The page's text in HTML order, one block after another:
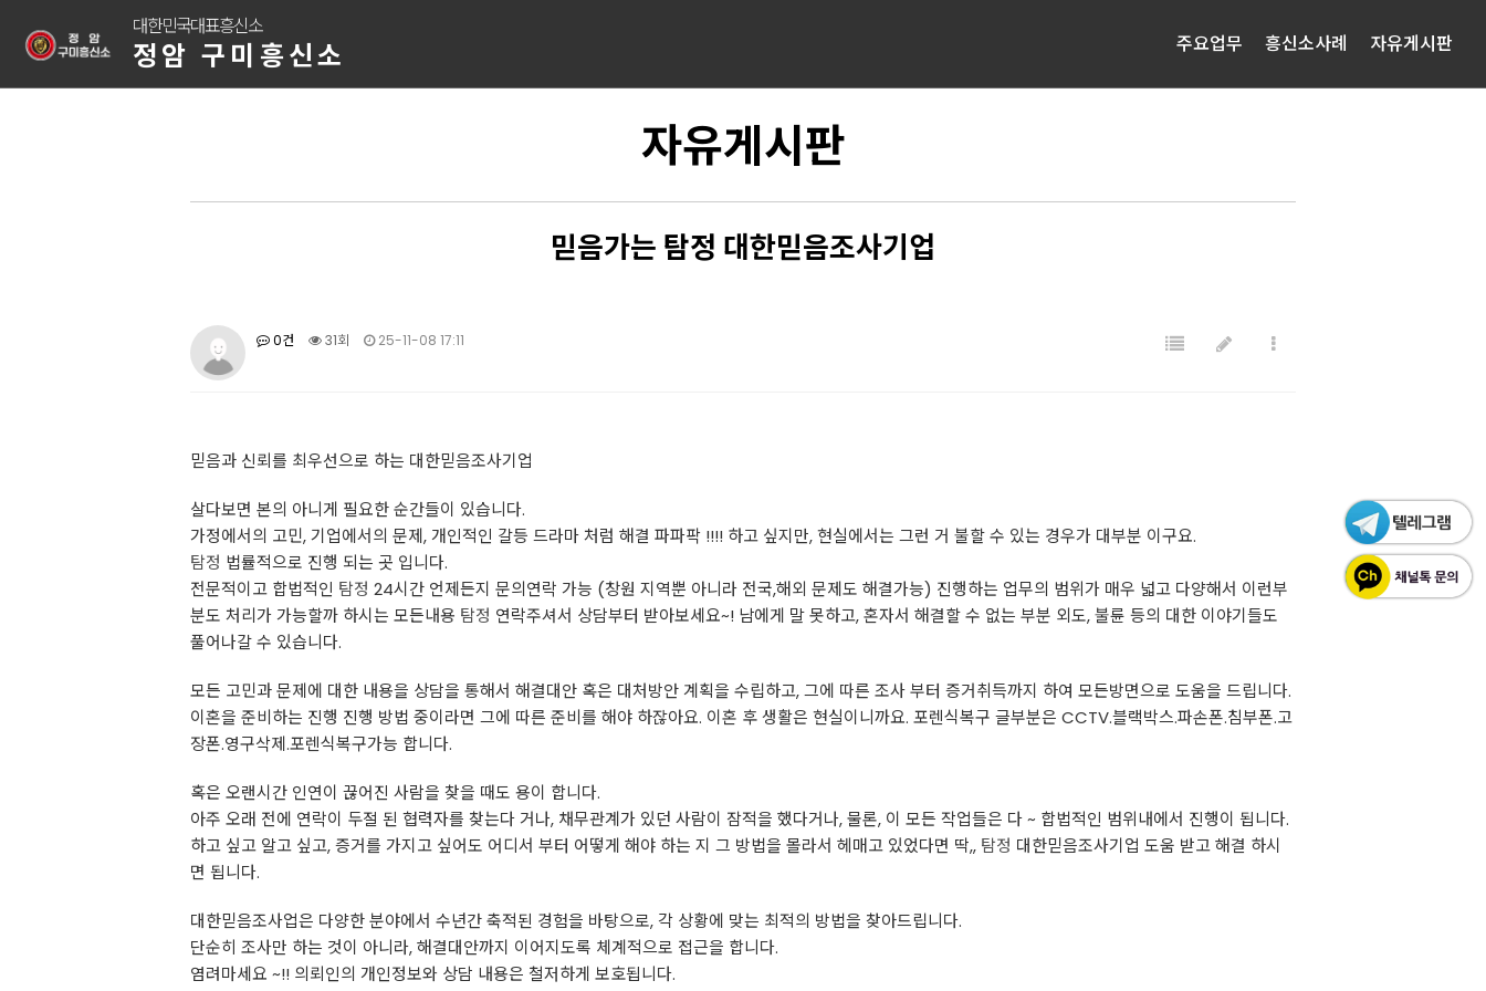
대한민국대표흥신소
정암 구미흥신소 주요업무 흥신소사례 자유게시판
자유게시판
믿음가는 탐정 대한믿음조사기업
0건 31회 25-11-08 17:11
믿음과 신뢰를 최우선으로 하는 대한믿음조사기업
살다보면 본의 아니게 필요한 순간들이 있습니다.
가정에서의 고민, 기업에서의 문제, 개인적인 갈등 드라마 처럼 해결 파파팍 !!!! 하고 싶지만, 현실에서는 그런 거 불할 수 있는 경우가 대부분 이구요.
탐정 법률적으로 진행 되는 곳 입니다.
전문적이고 합법적인 탐정 24시간 언제든지 문의연락 가능 (창원 지역뿐 아니라 전국,해외 문제도 해결가능) 진행하는 업무의 범위가 매우 넓고 다양해서 이런부
분도 처리가 가능할까 하시는 모든내용 탐정 연락주셔서 상담부터 받아보세요~! 남에게 말 못하고, 혼자서 해결할 수 없는 부분 외도, 불륜 등의 대한 이야기들도
풀어나갈 수 있습니다.
모든 고민과 문제에 대한 내용을 상담을 통해서 해결대안 혹은 대처방안 계획을 수립하고, 그에 따른 조사 부터 증거취득까지 하여 모든방면으로 도움을 드립니다.
이혼을 준비하는 진행 진행 방법 중이라면 그에 따른 준비를 해야 하잖아요. 이혼 후 생활은 현실이니까요. 포렌식복구 글부분은 CCTV.블랙박스.파손폰.침부폰.고
장폰.영구삭제.포렌식복구가능 합니다.
혹은 오랜시간 인연이 끊어진 사람을 찾을 때도 용이 합니다.
아주 오래 전에 연락이 두절 된 협력자를 찾는다 거나, 채무관계가 있던 사람이 잠적을 했다거나, 물론, 이 모든 작업들은 다 ~ 합법적인 범위내에서 진행이 됩니다.
하고 싶고 알고 싶고, 증거를 가지고 싶어도 어디서 부터 어떻게 해야 하는 지 그 방법을 몰라서 헤매고 있었다면 딱,, 탐정 대한믿음조사기업 도움 받고 해결 하시
면 됩니다.
대한믿음조사업은 다양한 분야에서 수년간 축적된 경험을 바탕으로, 각 상황에 맞는 최적의 방법을 찾아드립니다.
단순히 조사만 하는 것이 아니라, 해결대안까지 이어지도록 체계적으로 접근을 합니다.
염려마세요 ~!! 의뢰인의 개인정보와 상담 내용은 철저하게 보호됩니다.